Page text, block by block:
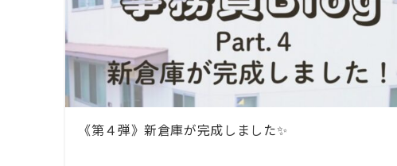
《第４弾》新倉庫が完成しました✨